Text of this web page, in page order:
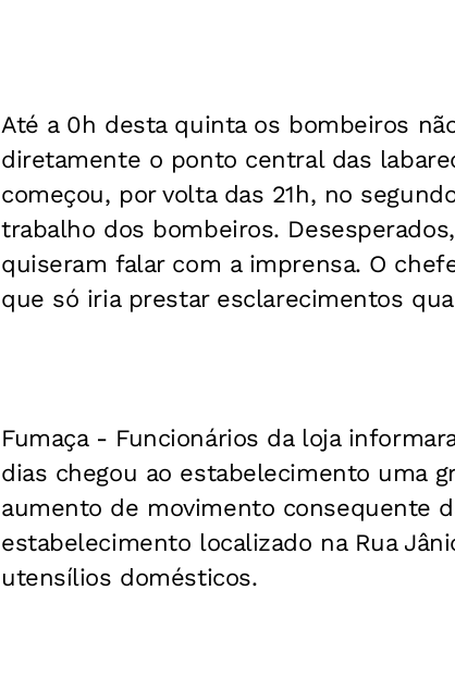
Até a 0h desta quinta os bombeiros
diretamente o ponto central das
começou, por volta das 21h, no
trabalho dos bombeiros.
quiseram falar com a imprensa. O
que só iria prestar esclarecimentos
Fumaça - Funcionários da loja
dias chegou ao estabelecimento uma
aumento de movimento consequente
estabelecimento localizado na Rua
utensílios domésticos.